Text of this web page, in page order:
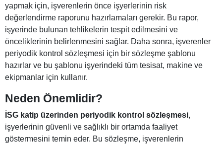
yapmak için, işverenlerin önce işyerlerinin risk
değerlendirme raporunu hazırlamaları gerekir. Bu rapor,
işyerinde bulunan tehlikelerin tespit edilmesini ve
önceliklerinin belirlenmesini sağlar. Daha sonra, işverenler
periyodik kontrol sözleşmesi için bir sözleşme şablonu
hazırlar ve bu şablonu işyerindeki tüm tesisat, makine ve
ekipmanlar için kullanır.
Neden Önemlidir?
İSG katip üzerinden periyodik kontrol sözleşmesi,
işyerlerinin güvenli ve sağlıklı bir ortamda faaliyet
göstermesini temin eder. Bu sözleşme, işverenlerin